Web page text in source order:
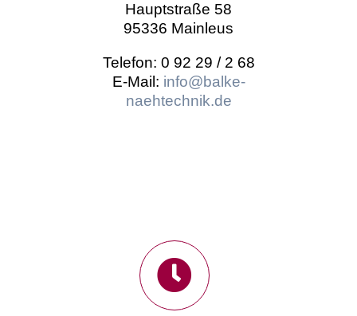
Hauptstraße 58
95336 Mainleus
Telefon: 0 92 29 / 2 68
E-Mail: info@balke-
naehtechnik.de